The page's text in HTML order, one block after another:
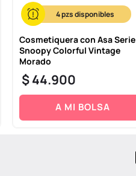
4
Cosmetiquera con Asa Serie
Snoopy Colorful Vintage
Morado
$44.900
A MI BOLSA